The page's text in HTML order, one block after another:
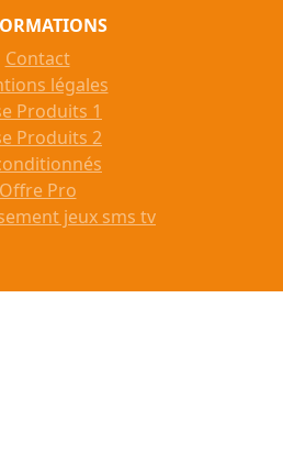
Contact
légales
Produits 1
Produits 2
Offre Pro
jeux sms tv